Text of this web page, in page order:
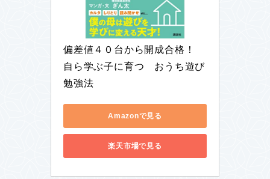
偏差値４０台から開成合格！
自ら学ぶ子に育つ　おうち遊び
勉強法
Amazonで見る
楽天市場で見る